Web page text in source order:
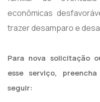
econômicas
trazer desamparo e
Para nova solicitação
esse serviço,
seguir: